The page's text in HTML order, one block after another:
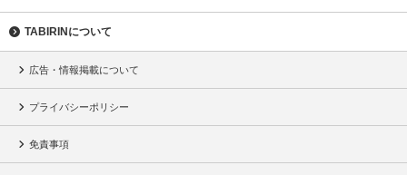
TABIRINについて
広告・情報掲載について
プライバシーポリシー
免責事項